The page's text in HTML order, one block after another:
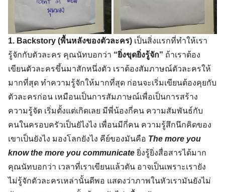
1. Backstory (พื้นหลังของตัวละคร) เป็นสิ่งแรกที่ทำให้เรา
รู้จักกับตัวละคร คุณนัทบอกว่า “ยิ่งขุดยิ่งรู้จัก” ถ้าเราต้อง
เขียนตัวละครขึ้นมาสักหนึ่งตัว เราต้องสัมภาษณ์ตัวละครให้
มากที่สุด ทำความรู้จักให้มากที่สุด ก่อนจะเริ่มเขียนต้องคุยกับ
ตัวละครก่อน เหมือนเป็นการสัมภาษณ์เพื่อเป็นการสร้าง
ความรู้จัด เริ่มตั้งแต่เกิดเลย มีพี่น้องกี่คน ความสัมพันธ์กับ
คนในครอบครัวเป็นยัไงไง เพื่อนมีกี่คน ความรู้สึกนึกคิดของ
เขาเป็นยังไง มองโลกยังไง คีย์ของมันคือ The more you
know the more you communicate ยิ่งรู้ยิ่งสื่อสารได้มาก
คุณนัทบอกว่า เวลาที่เราเขียนแล้วตัน อาจเป็นเพราะเรายัง
ไม่รู้จักตัวละครเหล่านั้นดีพอ แสดงว่าภาพในหัวเรามันยังไม่